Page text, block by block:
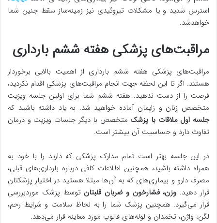
استرس شدید و یا مشکلات تیروئیدی نیز زمینه‌ساز سقط جنین شما
خواهدشد.
مراقبت‌های پزشکی هفته ششم بارداری
مراقبت‌های پزشکی هفته ششم بارداری از اهمیت بالایی برخوردار
هستند. اگر تا این لحظه جهت انجام مراقبت‌های پزشکی اقدام نکردید،
فرصت را از دست ندهید. هفته ششم شما برای اولین جلسه ویزیت
متخصص زنان و زایمان آماده خواهید شد. به یاد داشته باشید که
جلسه اول ملاقات با پزشک متخصص با دیگر جلسات ویزیت و درمان
تفاوت دارد و حساسیت آن بیشتر است.
در این جلسه بهتر است تمام مدارک پزشکی که دارید را با خود به
همراه داشته باشید، همچنین اطلاعات کافی درباره بارداری‌های قبلی،
مصرف دارو و بیماری‌های که به آن‌ها مبتلا هستید در اختیار پزشکتان
قرار دهید. وزن، فشارخون و ضربان قلبتان توسط پزشک موردبررسی
قرار می‌گیرد. همچنین پزشک شما را به لحاظ سلامت و شرایط رحم،
لگن، واژن، تخمدان و لوله‌های فالوپ مورد معاینه قرار می‌دهد.